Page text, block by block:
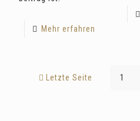
Mehr erfahren
Letzte Seite 1